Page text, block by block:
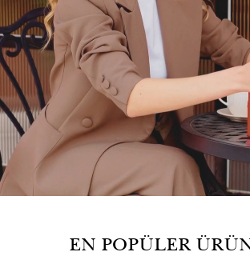
EN POPÜLER